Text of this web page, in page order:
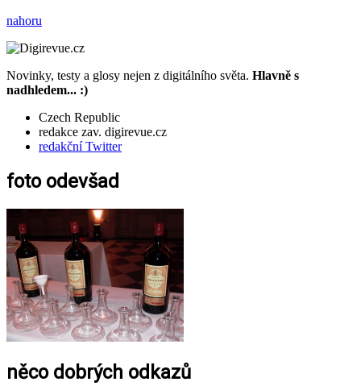
nahoru
Novinky, testy a glosy nejen z digitálního světa. Hlavně s
nadhledem... :)
Czech Republic
redakce zav. digirevue.cz
redakční Twitter
foto odevšad
něco dobrých odkazů